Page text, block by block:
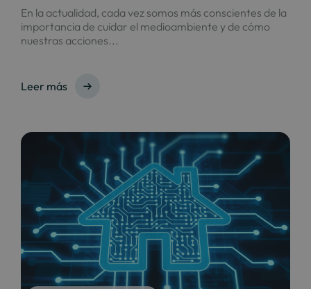
En la actualidad, cada vez somos más conscientes de la
importancia de cuidar el medioambiente y de cómo
nuestras acciones...
Leer más